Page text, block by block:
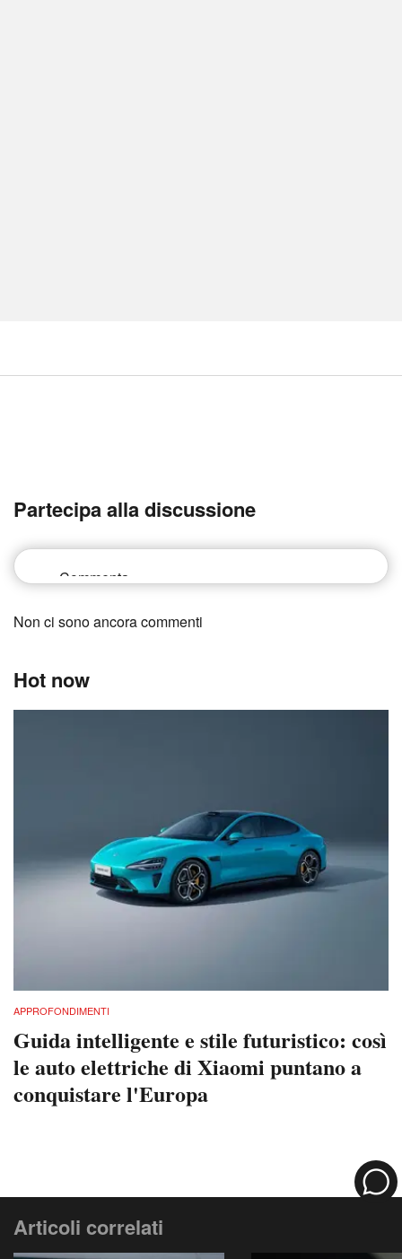
Partecipa alla discussione
Non ci sono ancora commenti
Hot now
APPROFONDIMENTI
Guida intelligente e stile futuristico: così
le auto elettriche di Xiaomi puntano a
conquistare l'Europa
Articoli correlati